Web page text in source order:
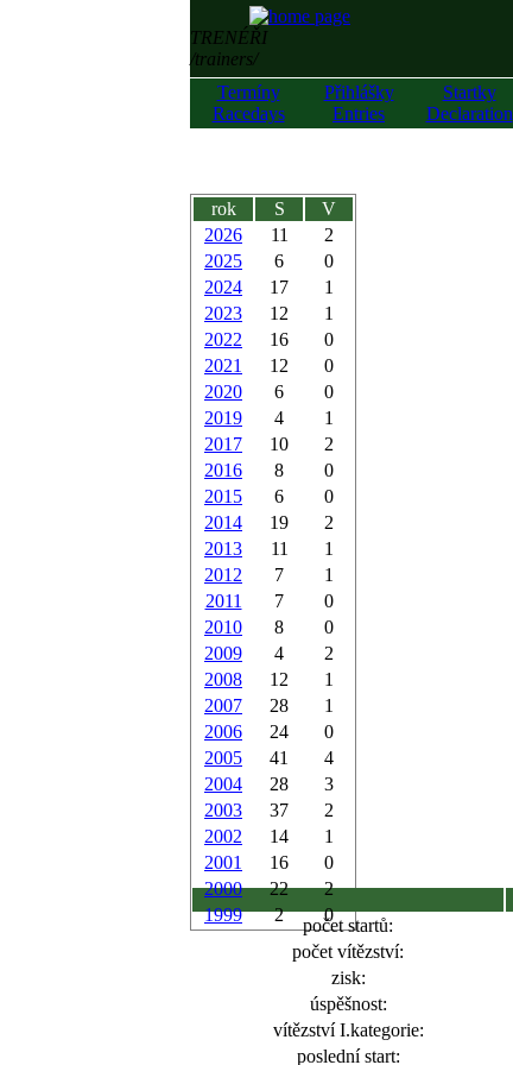
TRENÉŘI
/trainers/
Termíny
Racedays
Přihlášky
Entries
Startky
Declaration
rok S
V
2026
11
2
2025
6
0
2024
17
1
2023
12
1
2022
16
0
2021
12
0
2020
6
0
2019
4
1
2017
10
2
2016
8
0
2015
6
0
2014
19
2
2013
11
1
2012
7
1
2011
7
0
2010
8
0
2009
4
2
2008
12
1
2007
28
1
2006
24
0
2005
41
4
2004
28
3
2003
37
2
2002
14
1
2001
16
0
2000
22
2
1999
2 0
počet startů:
počet vítězství:
zisk:
úspěšnost:
vítězství I.kategorie:
poslední start: